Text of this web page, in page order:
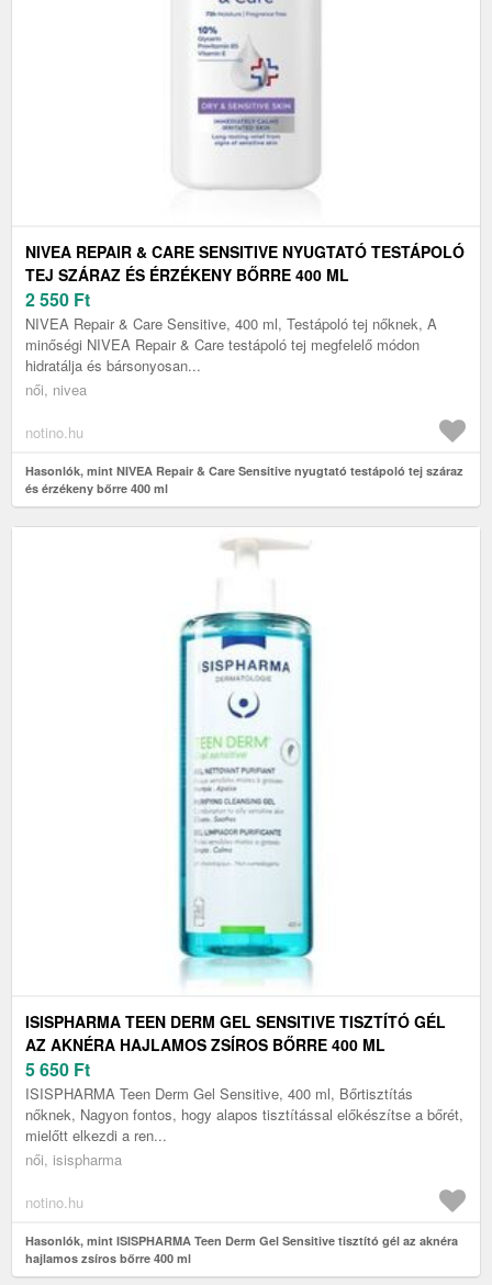
NIVEA REPAIR & CARE SENSITIVE NYUGTATÓ TESTÁPOLÓ
TEJ SZÁRAZ ÉS ÉRZÉKENY BŐRRE 400 ML
2 550 Ft
NIVEA Repair & Care Sensitive, 400 ml, Testápoló tej nőknek, A
minőségi NIVEA Repair & Care testápoló tej megfelelő módon
hidratálja és bársonyosan...
női, nivea
notino.hu
Hasonlók, mint NIVEA Repair & Care Sensitive nyugtató testápoló tej száraz
és érzékeny bőrre 400 ml
ISISPHARMA TEEN DERM GEL SENSITIVE TISZTÍTÓ GÉL
AZ AKNÉRA HAJLAMOS ZSÍROS BŐRRE 400 ML
5 650 Ft
ISISPHARMA Teen Derm Gel Sensitive, 400 ml, Bőrtisztítás
nőknek, Nagyon fontos, hogy alapos tisztítással előkészítse a bőrét,
mielőtt elkezdi a ren...
női, isispharma
notino.hu
Hasonlók, mint ISISPHARMA Teen Derm Gel Sensitive tisztító gél az aknéra
hajlamos zsíros bőrre 400 ml